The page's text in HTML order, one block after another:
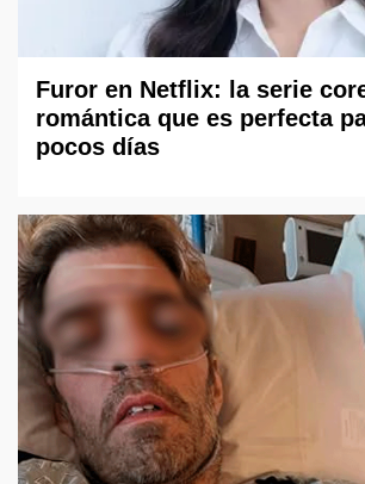
Furor en Netflix: la serie
romántica que es perfecta
pocos días